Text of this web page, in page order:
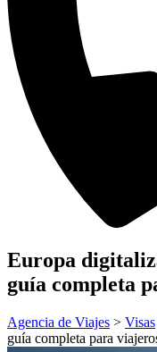
Europa
guía completa
Agencia de Viajes > Visas
guía completa para